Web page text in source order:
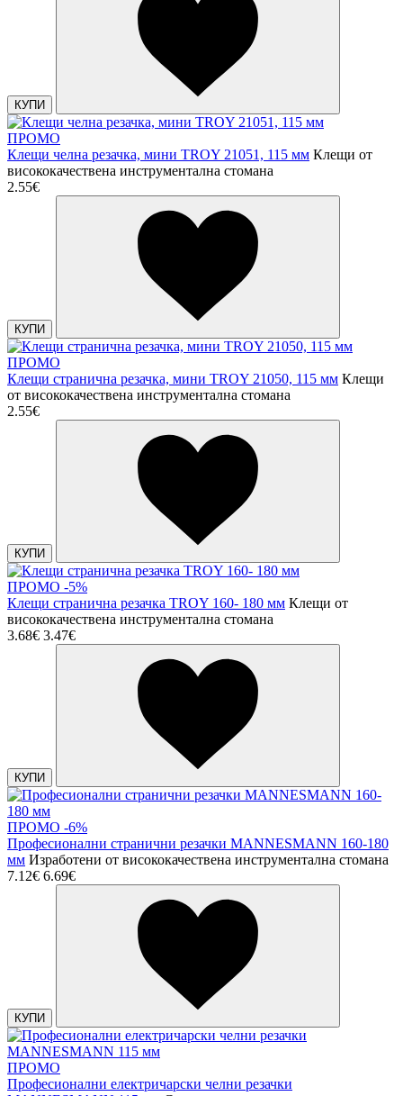
КУПИ
ПРОМО
Клещи челна резачка, мини TROY 21051, 115 мм Клещи от
висококачествена инструментална стомана
2.55€
КУПИ
ПРОМО
Клещи странична резачка, мини TROY 21050, 115 мм Клещи
от висококачествена инструментална стомана
2.55€
КУПИ
ПРОМО -5%
Клещи странична резачка TROY 160- 180 мм Клещи от
висококачествена инструментална стомана
3.68€ 3.47€
КУПИ
ПРОМО -6%
Професионални странични резачки MANNESMANN 160-180
мм Изработени от висококачествена инструментална стомана
7.12€ 6.69€
КУПИ
ПРОМО
Професионални електричарски челни резачки